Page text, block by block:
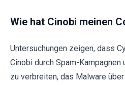
Wie hat Cinobi meinen
Untersuchungen zeigen, dass
Cinobi durch Spam-
zu verbreiten, das Malware